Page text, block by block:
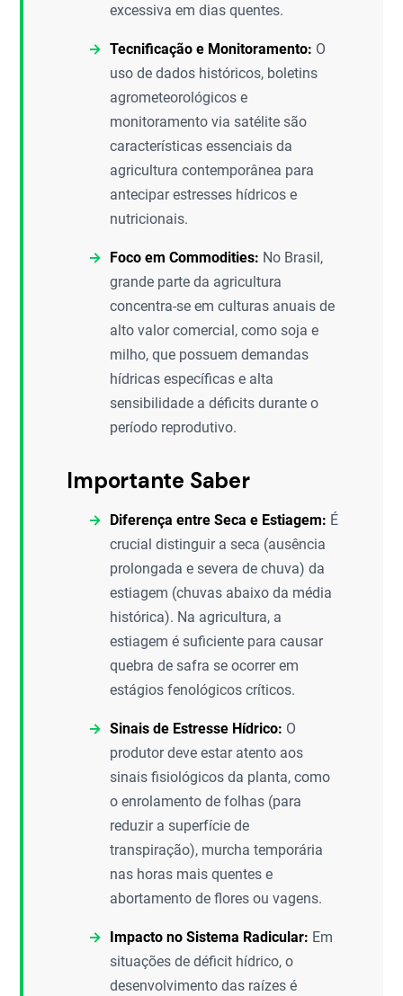
excessiva em dias quentes.
Tecnificação e Monitoramento: O
uso de dados históricos, boletins
agrometeorológicos e
monitoramento via satélite são
características essenciais da
agricultura contemporânea para
antecipar estresses hídricos e
nutricionais.
Foco em Commodities: No Brasil,
grande parte da agricultura
concentra-se em culturas anuais de
alto valor comercial, como soja e
milho, que possuem demandas
hídricas específicas e alta
sensibilidade a déficits durante o
período reprodutivo.
Importante Saber
Diferença entre Seca e Estiagem: É
crucial distinguir a seca (ausência
prolongada e severa de chuva) da
estiagem (chuvas abaixo da média
histórica). Na agricultura, a
estiagem é suficiente para causar
quebra de safra se ocorrer em
estágios fenológicos críticos.
Sinais de Estresse Hídrico: O
produtor deve estar atento aos
sinais fisiológicos da planta, como
o enrolamento de folhas (para
reduzir a superfície de
transpiração), murcha temporária
nas horas mais quentes e
abortamento de flores ou vagens.
Impacto no Sistema Radicular: Em
situações de déficit hídrico, o
desenvolvimento das raízes é